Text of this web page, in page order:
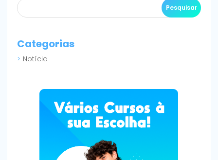
Categorias
Notícia